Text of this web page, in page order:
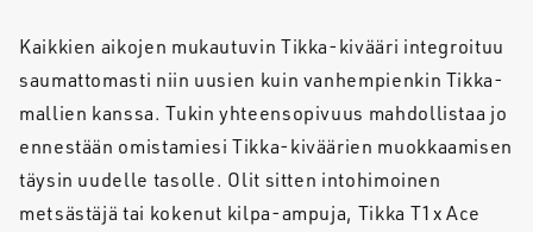
Kaikkien aikojen mukautuvin Tikka-kivääri integroituu
saumattomasti niin uusien kuin vanhempienkin Tikka-
mallien kanssa. Tukin yhteensopivuus mahdollistaa jo
ennestään omistamiesi Tikka-kiväärien muokkaamisen
täysin uudelle tasolle. Olit sitten intohimoinen
metsästäjä tai kokenut kilpa-ampuja, Tikka T1x Ace